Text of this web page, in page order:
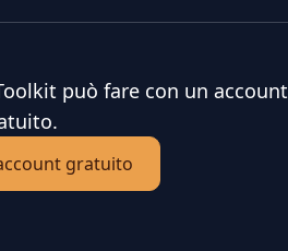
può fare con un account
gratuito